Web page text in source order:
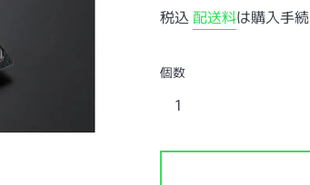
価
税込 配送料は購入手
個数